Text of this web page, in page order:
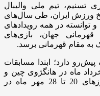
تسنیم، تیم ملی والیبال
ورزش ایران، طی سال‌های
توانسته در همه رویدادهای
قهرمانی جهان، بازی‌های
به مقام قهرمانی برسد.
رویداد بزرگ پیش‌رو دارد؛ ابتدا مسابقات
آسیا طی روزهای 19 تا 29 خرداد ماه در هانگژوی چین و
سپس مسابقات جام جهانی طی روزهای 20 تا 28 مهر ماه در